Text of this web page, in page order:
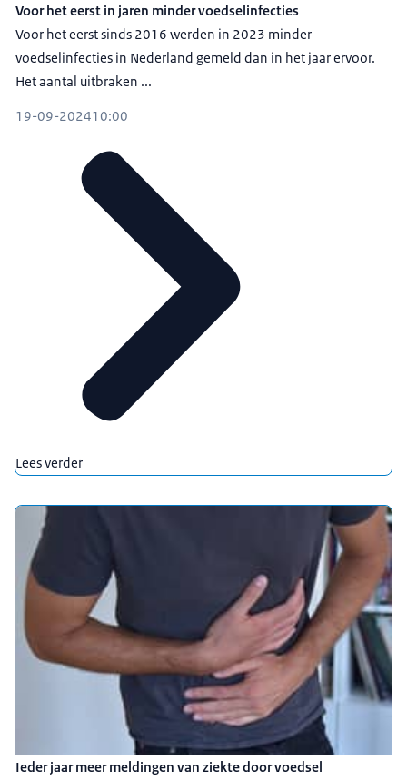
Voor het eerst in jaren minder voedselinfecties
Voor het eerst sinds 2016 werden in 2023 minder
voedselinfecties in Nederland gemeld dan in het jaar ervoor.
Het aantal uitbraken ...
19-09-202410:00
Lees verder
Ieder jaar meer meldingen van ziekte door voedsel